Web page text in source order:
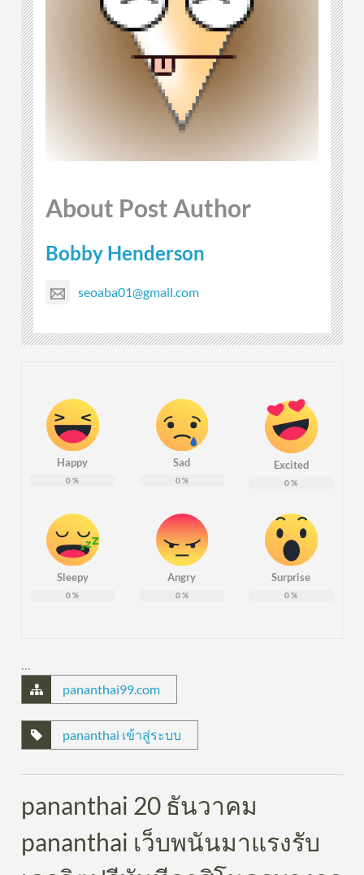
About Post Author
Bobby Henderson
seoaba01@gmail.com
Happy
0%
Sad
0%
Excited
0%
Sleepy
0%
Angry
0%
Surprise
0%
…
pananthai99.com
pananthai เข้าสู่ระบบ
pananthai 20 ธันวาคม
pananthai เว็บพนันมาแรงรับ